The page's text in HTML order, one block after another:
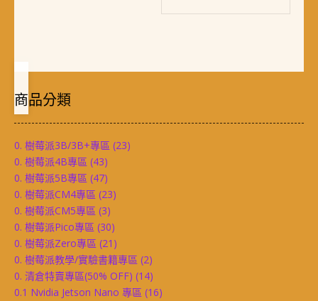
商品分類
0. 樹莓派3B/3B+專區 (23)
0. 樹莓派4B專區 (43)
0. 樹莓派5B專區 (47)
0. 樹莓派CM4專區 (23)
0. 樹莓派CM5專區 (3)
0. 樹莓派Pico專區 (30)
0. 樹莓派Zero專區 (21)
0. 樹莓派教學/實驗書籍專區 (2)
0. 清倉特賣專區(50% OFF) (14)
0.1 Nvidia Jetson Nano 專區 (16)